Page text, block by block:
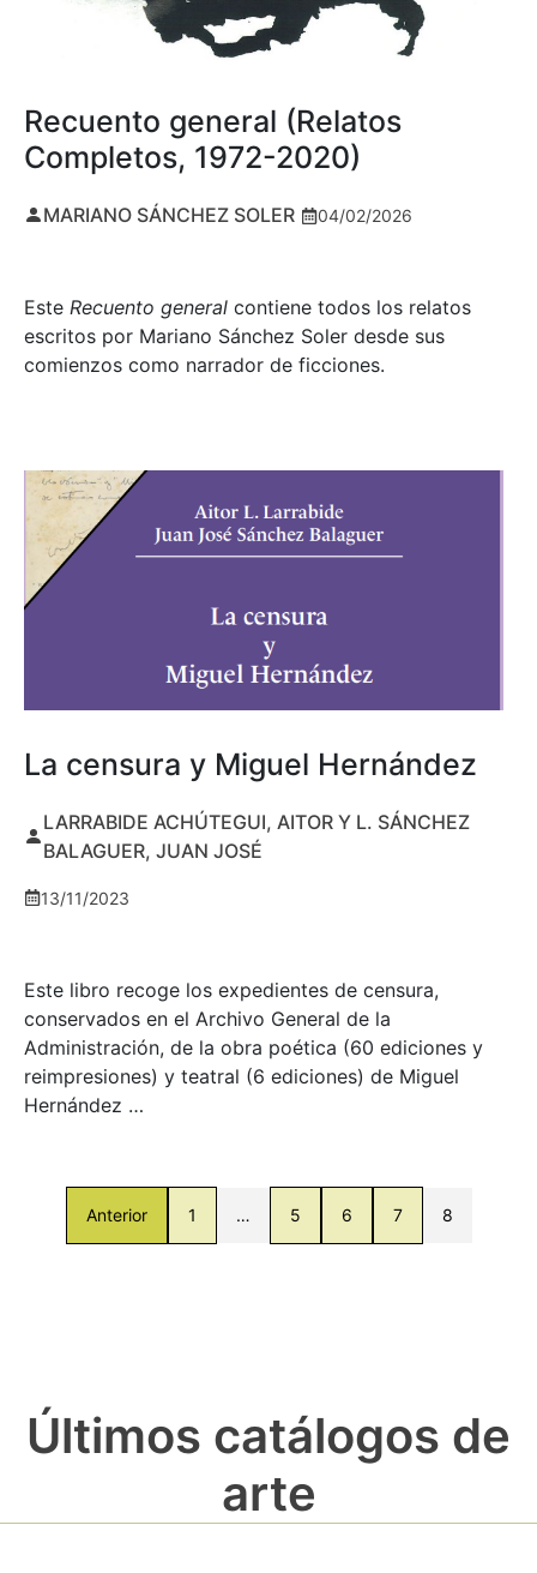
Recuento general (Relatos
Completos, 1972-2020)
MARIANO SÁNCHEZ SOLER 04/02/2026
Este Recuento general contiene todos los relatos
escritos por Mariano Sánchez Soler desde sus
comienzos como narrador de ficciones.
La censura y Miguel Hernández
LARRABIDE ACHÚTEGUI, AITOR Y L. SÁNCHEZ
BALAGUER, JUAN JOSÉ
13/11/2023
Este libro recoge los expedientes de censura,
conservados en el Archivo General de la
Administración, de la obra poética (60 ediciones y
reimpresiones) y teatral (6 ediciones) de Miguel
Hernández …
Anterior 1 … 5 6 7 8
Últimos catálogos de
arte